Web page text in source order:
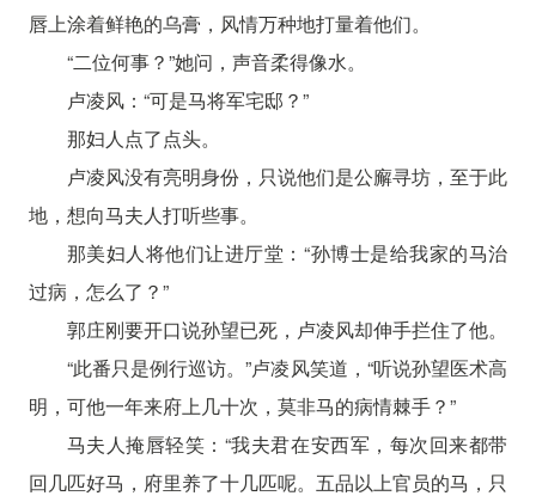
唇上涂着鲜艳的乌膏，风情万种地打量着他们。
“二位何事？”她问，声音柔得像水。
卢凌风：“可是马将军宅邸？”
那妇人点了点头。
卢凌风没有亮明身份，只说他们是公廨寻坊，至于此
地，想向马夫人打听些事。
那美妇人将他们让进厅堂：“孙博士是给我家的马治
过病，怎么了？”
郭庄刚要开口说孙望已死，卢凌风却伸手拦住了他。
“此番只是例行巡访。”卢凌风笑道，“听说孙望医术高
明，可他一年来府上几十次，莫非马的病情棘手？”
马夫人掩唇轻笑：“我夫君在安西军，每次回来都带
回几匹好马，府里养了十几匹呢。五品以上官员的马，只